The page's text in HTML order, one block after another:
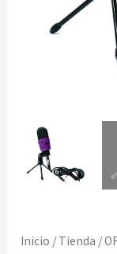
Inicio / Tienda /